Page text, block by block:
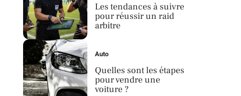
Les tendances à suivre
pour réussir un raid
arbitre
Auto
Quelles sont les étapes
pour vendre une
voiture ?